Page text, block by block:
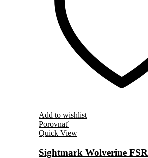
Add to wishlist
Porovnať
Quick View
Sightmark Wolverine FSR